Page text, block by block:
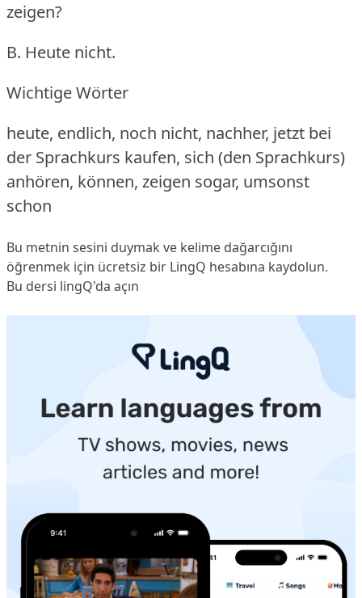
zeigen?
B. Heute nicht.
Wichtige Wörter
heute, endlich, noch nicht, nachher, jetzt bei
der Sprachkurs kaufen, sich (den Sprachkurs)
anhören, können, zeigen sogar, umsonst
schon
Bu metnin sesini duymak ve kelime dağarcığını
öğrenmek için ücretsiz bir LingQ hesabına kaydolun.
Bu dersi lingQ'da açın